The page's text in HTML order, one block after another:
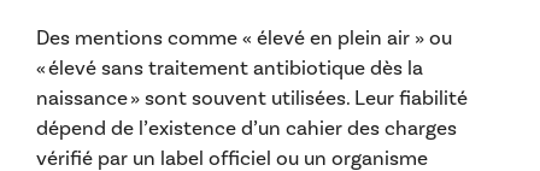
Des mentions comme « élevé en plein air » ou
« élevé sans traitement antibiotique dès la
naissance » sont souvent utilisées. Leur fiabilité
dépend de l’existence d’un cahier des charges
vérifié par un label officiel ou un organisme